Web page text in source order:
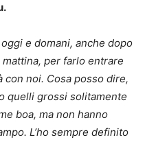
e domani, anche dopo
per farlo entrare
con noi. Cosa posso dire,
quelli grossi solitamente
boa, ma non hanno
L’ho sempre definito